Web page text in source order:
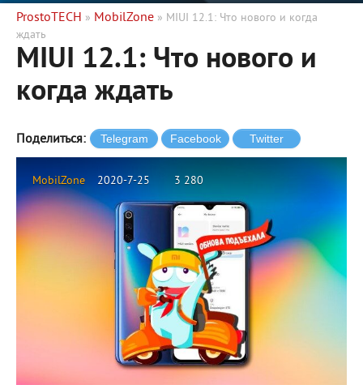
ProstoTECH » MobilZone » MIUI 12.1: Что нового и когда
ждать
MIUI 12.1: Что нового и
когда ждать
Поделиться:
MobilZone 2020-7-25 3 280